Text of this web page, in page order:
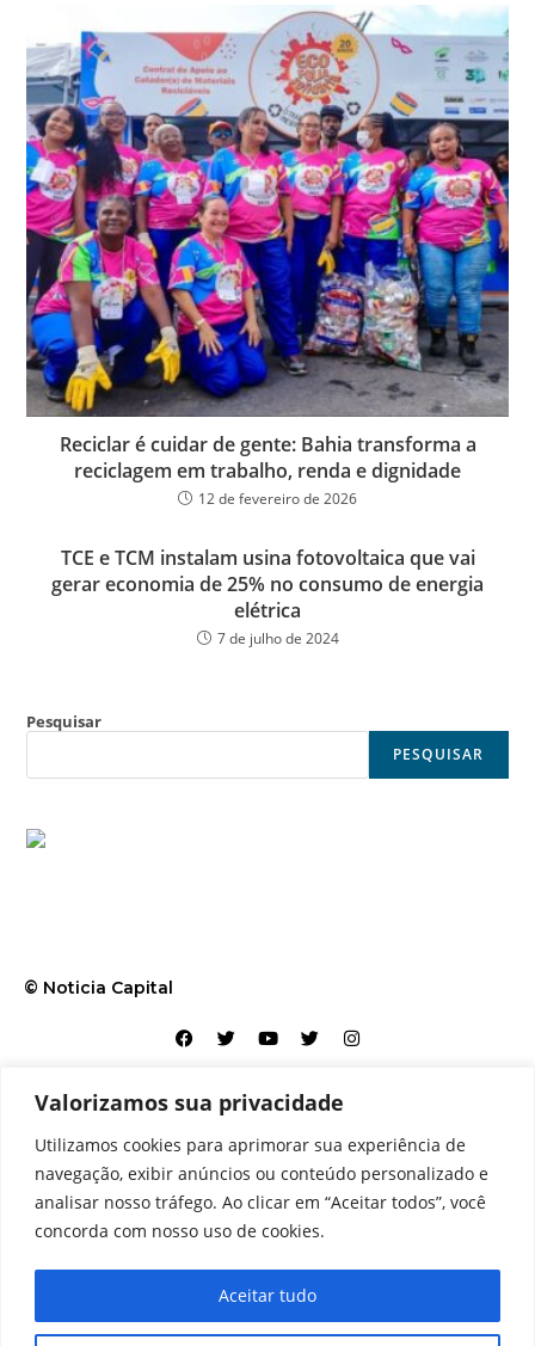
Valorizamos sua privacidade
Utilizamos cookies para aprimorar sua experiência de
navegação, exibir anúncios ou conteúdo personalizado e
analisar nosso tráfego. Ao clicar em “Aceitar todos”, você
concorda com nosso uso de cookies.
Aceitar tudo
Reciclar é cuidar de gente: Bahia transforma a
reciclagem em trabalho, renda e dignidade
12 de fevereiro de 2026
TCE e TCM instalam usina fotovoltaica que vai
gerar economia de 25% no consumo de energia
elétrica
7 de julho de 2024
Pesquisar
PESQUISAR
© Noticia Capital
Contato Home Aviso legal Configurações de cookies
Equipe Perfil Política de cookies Serviços